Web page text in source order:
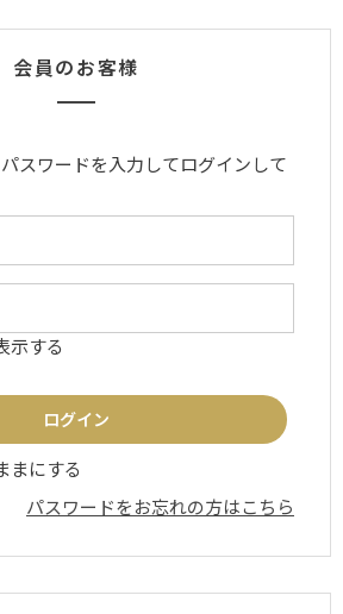
会員のお客様
スワードを入力してログインして
示する
まにする
パスワードをお忘れの方はこちら